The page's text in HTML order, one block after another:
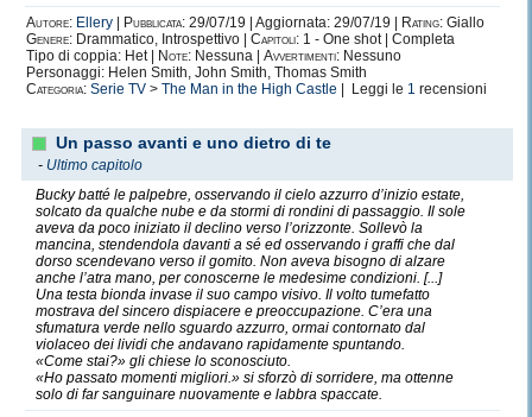
Autore: Ellery Pubblicata: 29/07/19 | Aggiornata: 29/07/19 | Rating: Giallo
Genere: Drammatico, Introspettivo | Capitoli: 1 - One shot | Completa
Tipo di coppia: Het |
Note: Nessuna | Avvertimenti: Nessuno
Personaggi: Helen Smith, John Smith, Thomas Smith
Categoria: Serie TV > The Man in the High Castle | Leggi le 1 recensioni
Un passo avanti e uno dietro di te
- Ultimo capitolo
Bucky batté le palpebre, osservando il cielo azzurro d’inizio estate,
solcato da qualche nube e da stormi di rondini di passaggio. Il sole
aveva da poco iniziato il declino verso l’orizzonte. Sollevò la
mancina, stendendola davanti a sé ed osservando i graffi che dal
dorso scendevano verso il gomito. Non aveva bisogno di alzare
anche l’atra mano, per conoscerne le medesime condizioni. [...]
Una testa bionda invase il suo campo visivo. Il volto tumefatto
mostrava del sincero dispiacere e preoccupazione. C’era una
sfumatura verde nello sguardo azzurro, ormai contornato dal
violaceo dei lividi che andavano rapidamente spuntando.
«Come stai?» gli chiese lo sconosciuto.
«Ho passato momenti migliori.» si sforzò di sorridere, ma ottenne
solo di far sanguinare nuovamente e labbra spaccate.